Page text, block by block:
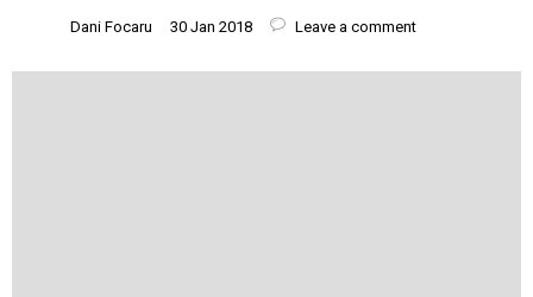
Dani Focaru 30 Jan 2018 Leave a comment